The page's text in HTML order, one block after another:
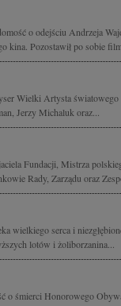
o odejściu Andrzeja
kina. Pozostawił po sobie
Wielki Artysta
Jerzy Michaluk oraz...
Fundacji, Mistrza
Rady, Zarządu oraz
wielkiego serca i
lotów i żoliborzanina...
o śmierci Honorowego